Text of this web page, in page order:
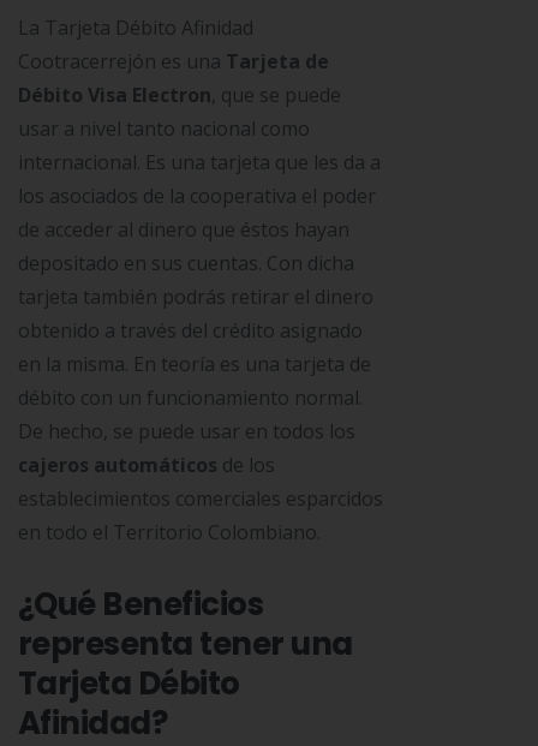
La Tarjeta Débito Afinidad
Cootracerrejón es una Tarjeta de
Débito Visa Electron, que se puede
usar a nivel tanto nacional como
internacional. Es una tarjeta que les da a
los asociados de la cooperativa el poder
de acceder al dinero que éstos hayan
depositado en sus cuentas. Con dicha
tarjeta también podrás retirar el dinero
obtenido a través del crédito asignado
en la misma. En teoría es una tarjeta de
débito con un funcionamiento normal.
De hecho, se puede usar en todos los
cajeros automáticos de los
establecimientos comerciales esparcidos
en todo el Territorio Colombiano.
¿Qué Beneficios
representa tener una
Tarjeta Débito
Afinidad?